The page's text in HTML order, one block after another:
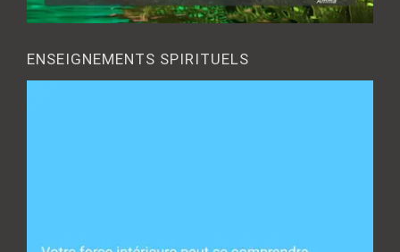
ENSEIGNEMENTS SPIRITUELS